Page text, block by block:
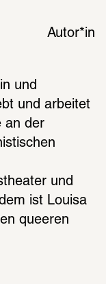
Autor*in
und
und arbeitet
an der
und
ist Louisa
queeren